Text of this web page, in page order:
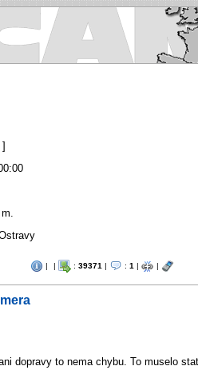
- Webcams in
]
| | : 39371 | : 1 | |
dopravy to nema chybu. To muselo